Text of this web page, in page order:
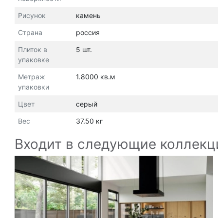
Рисунок камень
Страна россия
Плиток в
упаковке
5 шт.
Метраж
упаковки
1.8000 кв.м
Цвет серый
Вес 37.50 кг
Входит в следующие